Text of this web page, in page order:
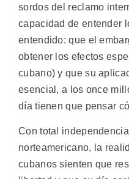
sordos del reclamo
capacidad de entender
entendido: que el
obtener los efectos
cubano) y que su
esencial, a los once
día tienen que pensar
Con total
norteamericano, la
cubanos sienten que